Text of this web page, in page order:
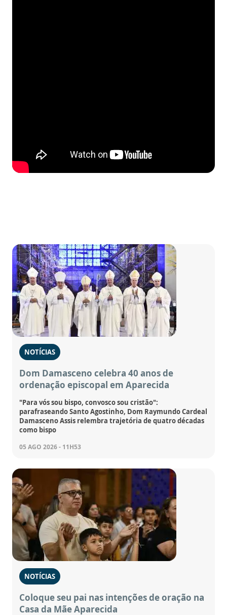
NOTÍCIAS
Dom Damasceno celebra 40 anos de
ordenação episcopal em Aparecida
"Para vós sou bispo, convosco sou cristão":
parafraseando Santo Agostinho, Dom Raymundo Cardeal
Damasceno Assis relembra trajetória de quatro décadas
como bispo
05 AGO 2026 - 11H53
NOTÍCIAS
Coloque seu pai nas intenções de oração na
Casa da Mãe Aparecida